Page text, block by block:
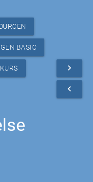
BASIC
navigate_next
navigate_before